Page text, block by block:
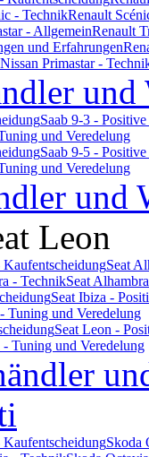
- TechnikRenault
- AllgemeinRenault
und Erfahrungen
Primastar -
und
Saab 9-3 -
und Veredelung
Saab 9-5 -
und Veredelung
und
Leon
KaufentscheidungSeat
- TechnikSeat
Seat Ibiza -
Tuning und Veredelung
Seat Leon -
- Tuning und Veredelung
Skoda